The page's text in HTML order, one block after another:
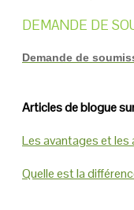
DEMANDE DE
Demande de
Articles de blogue
Les avantages et
Quelle est la